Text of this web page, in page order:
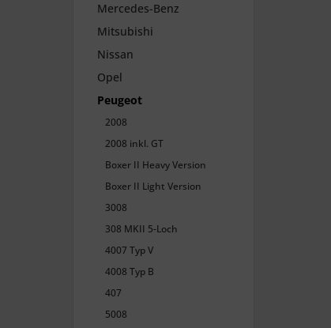
Mercedes-Benz
Mitsubishi
Nissan
Opel
Peugeot
2008
2008 inkl. GT
Boxer II Heavy Version
Boxer II Light Version
3008
308 MKII 5-Loch
4007 Typ V
4008 Typ B
407
5008